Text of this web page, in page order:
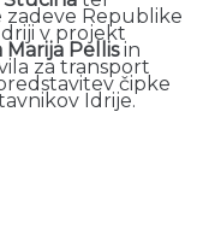
zadeve Republike
v projekt
Marija Pellisin
za transport
čipke
Idrije.